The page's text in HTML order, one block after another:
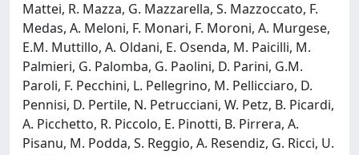
Mattei, R. Mazza, G. Mazzarella, S. Mazzoccato, F.
Medas, A. Meloni, F. Monari, F. Moroni, A. Murgese,
E.M. Muttillo, A. Oldani, E. Osenda, M. Paicilli, M.
Palmieri, G. Palomba, G. Paolini, D. Parini, G.M.
Paroli, F. Pecchini, L. Pellegrino, M. Pellicciaro, D.
Pennisi, D. Pertile, N. Petrucciani, W. Petz, B. Picardi,
A. Picchetto, R. Piccolo, E. Pinotti, B. Pirrera, A.
Pisanu, M. Podda, S. Reggio, A. Resendiz, G. Ricci, U.